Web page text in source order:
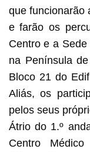
que funcionarão
e farão os
Centro e a
na Península
Bloco 21 do
Aliás, os
pelos seus
Átrio do 1.º
Centro